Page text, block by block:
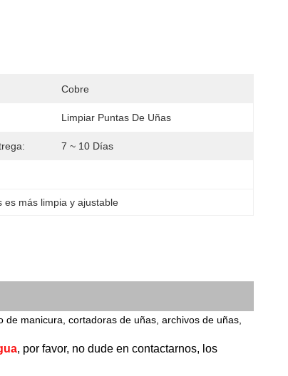
Cobre
Limpiar Puntas De Uñas
7 ~ 10 Días
es más limpia y ajustable
manicura, cortadoras de uñas, archivos de uñas,
, por favor, no dude en contactarnos, los